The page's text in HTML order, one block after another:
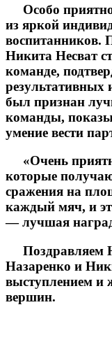
Особо
из яркой
воспитанников.
Никита Несват
команде,
был признан
команды,
умение вести
«Очень
которые
сражения на
каждый мяч, и
— лучшая
Поздравляем
Назаренко и
выступлением и
вершин.